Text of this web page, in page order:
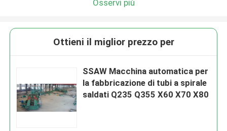
Osservi più
Ottieni il miglior prezzo per
SSAW Macchina automatica per
la fabbricazione di tubi a spirale
saldati Q235 Q355 X60 X70 X80